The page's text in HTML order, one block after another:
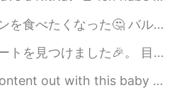
私はタクミと言うの店が一番好き。 この店のセールスポイントは本物札幌の味です！札幌にまだ行ったことがないけど、いつか...
たくさんの新しいものを買う必要があります... Is IKEA the best choice or is there a good l...
girl? My niece is so cute!!! “Milk out” or “milking it...